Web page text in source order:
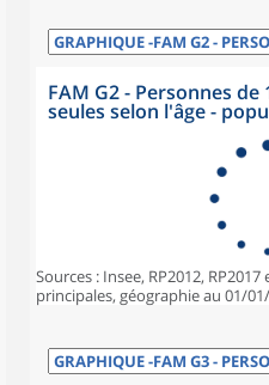
FAM G2 - Personnes
seules selon l'âge -
Sources : Insee, RP2012,
principales, géographie au 01/